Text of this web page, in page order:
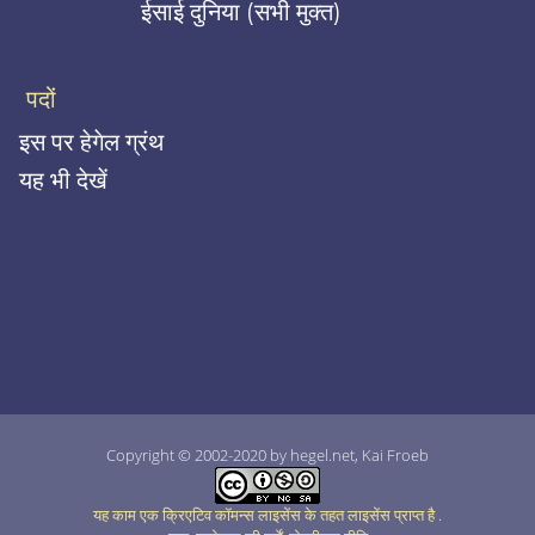
ईसाई दुनिया (सभी मुक्त)
पदों
इस पर हेगेल ग्रंथ
यह भी देखें
Copyright © 2002-2020 by hegel.net, Kai Froeb
यह काम एक क्रिएटिव कॉमन्स लाइसेंस के तहत लाइसेंस प्राप्त है.